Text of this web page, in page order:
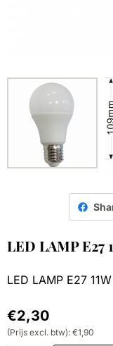
LED LAMP E27
LED LAMP E27
€2,30
(Prijs excl. btw): €1,90